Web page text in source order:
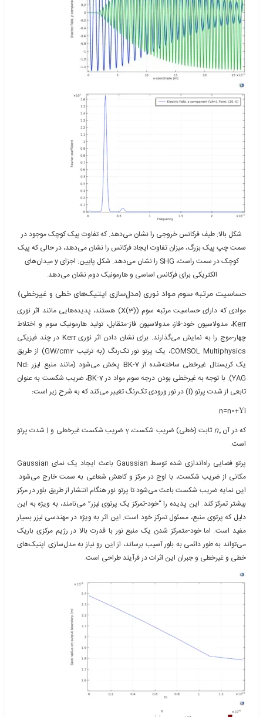
شکل بالا: طیف فرکانس خروجی را نشان می‌دهد. که تفاوت پیک کوچک موجود در
سمت چپ پیک بزرگ، میزان تفاوت ایجاد فرکانس را نشان می‌دهد، در حالی که پیک
کوچک در سمت راست، SHG را نشان می‌دهد. شکل پایین: اجزای y میدان‌های
الکتریکی برای فرکانس اساسی و هارمونیک دوم نشان می‌دهد.
حساسیت مرتبه سوم مواد نوری (مدل‌سازی اپتیک‌های خطی و غیرخطی)
موادی که دارای حساسیت مرتبه سوم (X(3)) هستند، پدیده‌هایی مانند اثر نوری
Kerr، مدولاسیون خود-فاز، مدولاسیون فاز-متقابل، تولید هارمونیک سوم و اختلاط
چهار-موج را به نمایش می‌گذارند. برای نشان دادن اثر نوری Kerr در چند فیزیکی
COMSOL Multiphysics، یک پرتو نور تک‌رنگ (به ترتیب GW/cm2) از طریق
یک کریستال غیرخطی ساخته‌شده از BK-7 پخش می‌شود (مانند منبع لیزر Nd:
YAG). با توجه به غیرخطی بودن درجه سوم مواد در BK-7، ضریب شکست به عنوان
تابعی از شدت پرتو (I) در نور ورودی تک‌رنگ تغییر می‌کند که به شرح زیر است:
n=n0+ƳI
که در آن n0
ثابت (خطی) ضریب شکست، γ ضریب شکست غیرخطی و I شدت پرتو
است.
پرتو فضایی راه‌اندازی شده توسط Gaussian باعث ایجاد یک نمای Gaussian
مکانی از ضریب شکست، با اوج در مرکز و کاهش شعاعی به سمت خارج می‌شود.
این نمایه ضریب شکست باعث می‌شود تا پرتو نور هنگام انتشار از طریق بلور در مرکز
بیشتر تمرکز کند. این پدیده را “خود-تمرکز یک پرتوی لیزر” می‌نامند، به ویژه به این
دلیل که پرتوی منبع، مسئول تمرکز خود است. این اثر به ویژه در مهندسی لیزر بسیار
مفید است. اما خود-متمرکز شدن یک منبع نور با قدرت بالا در رژیم مرکزی باریک
می‌تواند به طور دائمی به بلور آسیب برساند، از این رو نیاز به مدل‌سازی اپتیک‌های
خطی و غیرخطی و جبران این اثرات در فرآیند طراحی است.